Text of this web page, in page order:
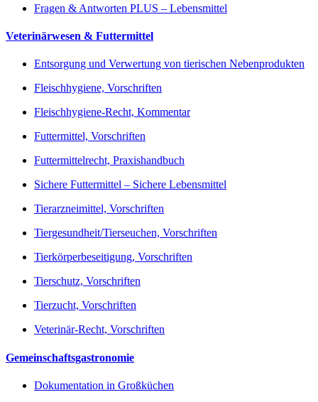
Fragen & Antworten PLUS – Lebensmittel
Veterinärwesen & Futtermittel
Entsorgung und Verwertung von tierischen Nebenprodukten
Fleischhygiene, Vorschriften
Fleischhygiene-Recht, Kommentar
Futtermittel, Vorschriften
Futtermittelrecht, Praxishandbuch
Sichere Futtermittel – Sichere Lebensmittel
Tierarzneimittel, Vorschriften
Tiergesundheit/Tierseuchen, Vorschriften
Tierkörperbeseitigung, Vorschriften
Tierschutz, Vorschriften
Tierzucht, Vorschriften
Veterinär-Recht, Vorschriften
Gemeinschaftsgastronomie
Dokumentation in Großküchen